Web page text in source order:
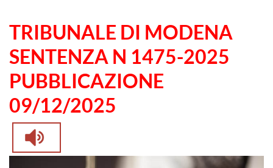
TRIBUNALE DI MODENA
SENTENZA N 1475-2025
PUBBLICAZIONE
09/12/2025